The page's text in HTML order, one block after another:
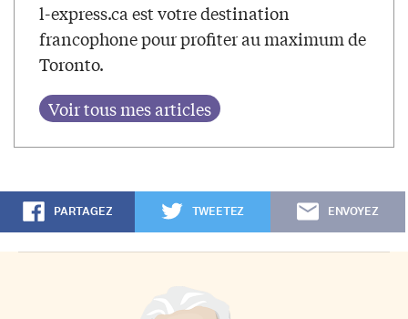
l-express.ca est votre destination
francophone pour profiter au maximum de
Toronto.
PARTAGEZ TWEETEZ ENVOYEZ